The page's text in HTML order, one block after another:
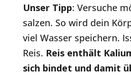
Unser Tipp: Versuche
salzen. So wird dein
viel Wasser speichern.
Reis. Reis enthält
sich bindet und damit